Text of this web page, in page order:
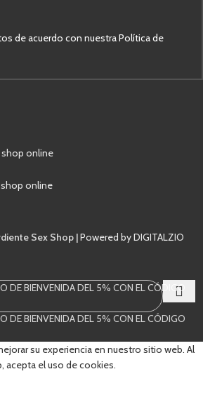
de acuerdo con nuestra Política de
Sex Shop |Powered by DIGITALZIO
los productos que estás buscando.
BIENVENIDA DEL 5% CON EL CÓDIGO
DE BIENVENIDA DEL 5% CON EL CÓDIGO
su experiencia en nuestro sitio web. Al
acepta el uso de cookies.